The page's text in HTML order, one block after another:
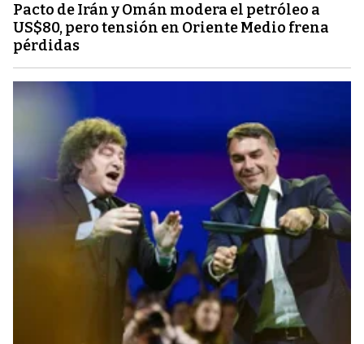
Pacto de Irán y Omán modera el petróleo a
US$80, pero tensión en Oriente Medio frena
pérdidas